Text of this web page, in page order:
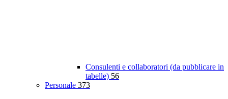
Consulenti e collaboratori (da pubblicare in
tabelle) 56
Personale 373